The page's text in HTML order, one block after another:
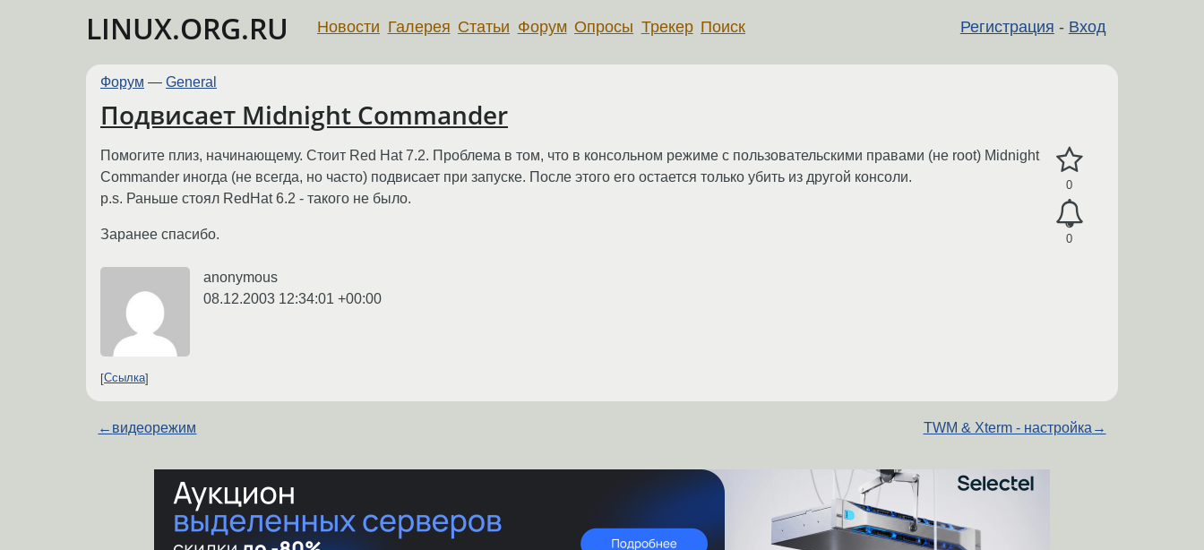
LINUX.ORG.RU Регистрация - Вход
Новости Галерея Статьи Форум Опросы Трекер Поиск
Форум — General
Подвисает Midnight Commander
0
0
Помогите плиз, начинающему. Стоит Red Hat 7.2. Проблема в том, что в консольном режиме с пользовательскими правами (не root) Midnight
Commander иногда (не всегда, но часто) подвисает при запуске. После этого его остается только убить из другой консоли.
p.s. Раньше стоял RedHat 6.2 - такого не было.
Заранее спасибо.
anonymous
08.12.2003 12:34:01 +00:00
Ссылка
← видеорежим TWM & Xterm - настройка →